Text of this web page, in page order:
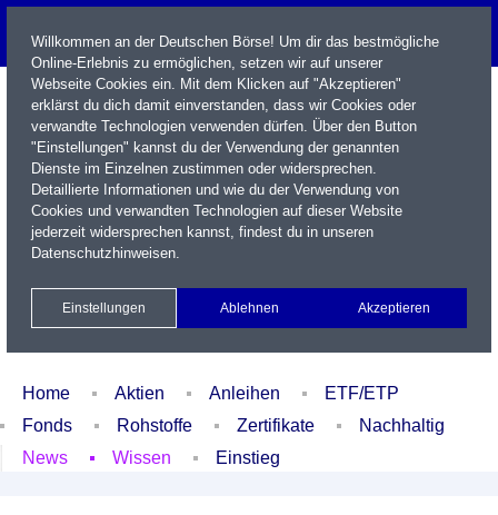
Name / WKN / ISIN / Kürzel
Xetra Realtime
Watchlist Portfolio Login
Home Aktien Anleihen
ETF/ETP
Fonds
Rohstoffe Zertifikate
Nachhaltig
News
Wissen Einstieg
Willkommen an der Deutschen Börse! Um dir das bestmögliche
Online-Erlebnis zu ermöglichen, setzen wir auf unserer
Webseite Cookies ein. Mit dem Klicken auf "Akzeptieren"
erklärst du dich damit einverstanden, dass wir Cookies oder
verwandte Technologien verwenden dürfen. Über den Button
"Einstellungen" kannst du der Verwendung der genannten
Dienste im Einzelnen zustimmen oder widersprechen.
Detaillierte Informationen und wie du der Verwendung von
Cookies und verwandten Technologien auf dieser Website
jederzeit widersprechen kannst, findest du in unseren
Datenschutzhinweisen.
Einstellungen Ablehnen Akzeptieren